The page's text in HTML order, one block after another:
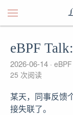
eBPF
2026-06-14 eBPF
25 次阅读
某天，同事反馈
接失联了。